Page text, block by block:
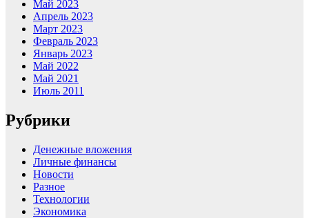
Май 2023
Апрель 2023
Март 2023
Февраль 2023
Январь 2023
Май 2022
Май 2021
Июль 2011
Рубрики
Денежные вложения
Личные финансы
Новости
Разное
Технологии
Экономика